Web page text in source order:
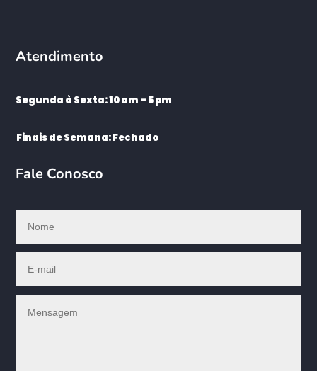
Atendimento
Segunda à Sexta: 10 am – 5 pm
Finais de Semana: Fechado
Fale Conosco